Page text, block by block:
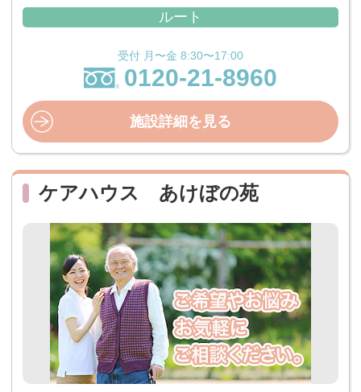
ルート
受付 月〜金 8:30〜17:00
0120-21-8960
施設詳細を見る
ケアハウス あけぼの苑